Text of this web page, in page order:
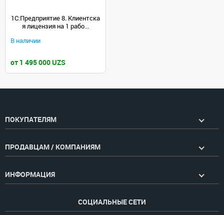
1С:Предприятие 8. Клиентска
я лицензия на 1 рабо...
В наличии
от 1 495 000 UZS
ПОКУПАТЕЛЯМ
ПРОДАВЦАМ / КОМПАНИЯМ
ИНФОРМАЦИЯ
СОЦИАЛЬНЫЕ СЕТИ